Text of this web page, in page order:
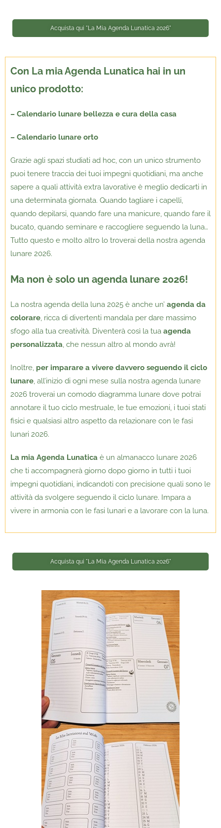
Acquista qui "La Mia Agenda Lunatica 2026"
Con La mia Agenda Lunatica hai in un
unico prodotto:
– Calendario lunare bellezza e cura della casa
– Calendario lunare orto
Grazie agli spazi studiati ad hoc, con un unico strumento
puoi tenere traccia dei tuoi impegni quotidiani, ma anche
sapere a quali attività extra lavorative è meglio dedicarti in
una determinata giornata. Quando tagliare i capelli,
quando depilarsi, quando fare una manicure, quando fare il
bucato, quando seminare e raccogliere seguendo la luna…
Tutto questo e molto altro lo troverai della nostra agenda
lunare 2026.
Ma non è solo un agenda lunare 2026!
La nostra agenda della luna 2025 è anche un’ agenda da
colorare, ricca di divertenti mandala per dare massimo
sfogo alla tua creatività. Diventerà così la tua agenda
personalizzata, che nessun altro al mondo avrà!
Inoltre, per imparare a vivere davvero seguendo il ciclo
lunare, all’inizio di ogni mese sulla nostra agenda lunare
2026 troverai un comodo diagramma lunare dove potrai
annotare il tuo ciclo mestruale, le tue emozioni, i tuoi stati
fisici e qualsiasi altro aspetto da relazionare con le fasi
lunari 2026.
La mia Agenda Lunatica è un almanacco lunare 2026
che ti accompagnerà giorno dopo giorno in tutti i tuoi
impegni quotidiani, indicandoti con precisione quali sono le
attività da svolgere seguendo il ciclo lunare. Impara a
vivere in armonia con le fasi lunari e a lavorare con la luna.
Acquista qui "La Mia Agenda Lunatica 2026"